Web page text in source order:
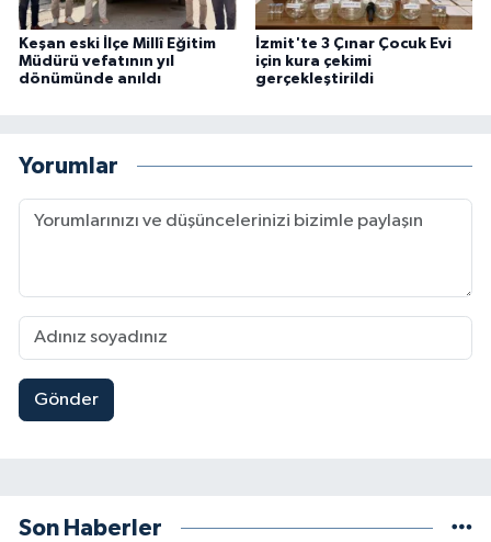
Keşan eski İlçe Millî Eğitim
Müdürü vefatının yıl
dönümünde anıldı
İzmit'te 3 Çınar Çocuk Evi
için kura çekimi
gerçekleştirildi
Yorumlar
Gönder
Son Haberler